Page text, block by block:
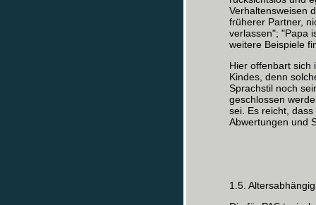
Verhaltensweisen
früherer Partner,
verlassen"; "Papa
weitere Beispiele
Hier offenbart sich
Kindes, denn
Sprachstil noch
geschlossen
sei. Es reicht,
Abwertungen und
1.5.